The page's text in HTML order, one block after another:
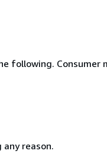
following. Consumer
reason.